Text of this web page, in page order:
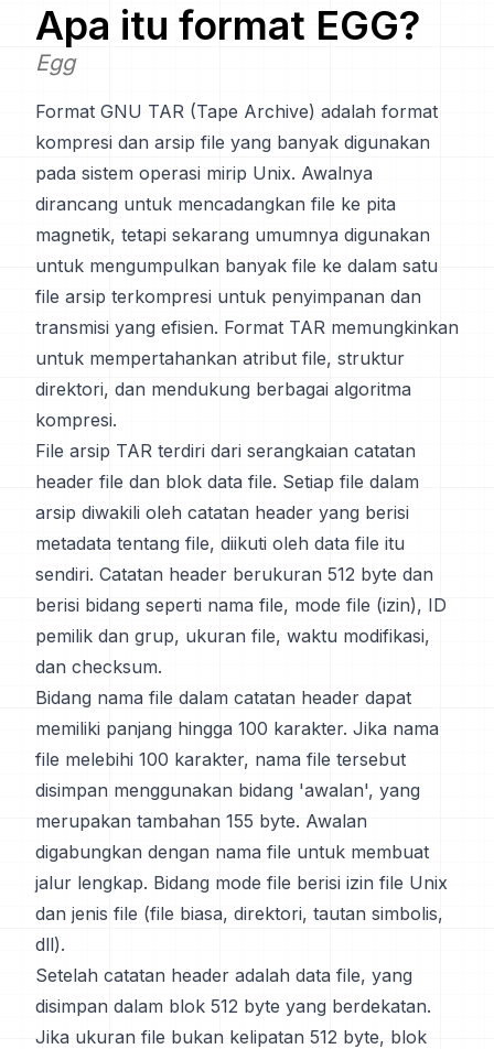
Apa itu format EGG?
Egg
Format GNU TAR (Tape Archive) adalah format
kompresi dan arsip file yang banyak digunakan
pada sistem operasi mirip Unix. Awalnya
dirancang untuk mencadangkan file ke pita
magnetik, tetapi sekarang umumnya digunakan
untuk mengumpulkan banyak file ke dalam satu
file arsip terkompresi untuk penyimpanan dan
transmisi yang efisien. Format TAR memungkinkan
untuk mempertahankan atribut file, struktur
direktori, dan mendukung berbagai algoritma
kompresi.
File arsip TAR terdiri dari serangkaian catatan
header file dan blok data file. Setiap file dalam
arsip diwakili oleh catatan header yang berisi
metadata tentang file, diikuti oleh data file itu
sendiri. Catatan header berukuran 512 byte dan
berisi bidang seperti nama file, mode file (izin), ID
pemilik dan grup, ukuran file, waktu modifikasi,
dan checksum.
Bidang nama file dalam catatan header dapat
memiliki panjang hingga 100 karakter. Jika nama
file melebihi 100 karakter, nama file tersebut
disimpan menggunakan bidang 'awalan', yang
merupakan tambahan 155 byte. Awalan
digabungkan dengan nama file untuk membuat
jalur lengkap. Bidang mode file berisi izin file Unix
dan jenis file (file biasa, direktori, tautan simbolis,
dll).
Setelah catatan header adalah data file, yang
disimpan dalam blok 512 byte yang berdekatan.
Jika ukuran file bukan kelipatan 512 byte, blok